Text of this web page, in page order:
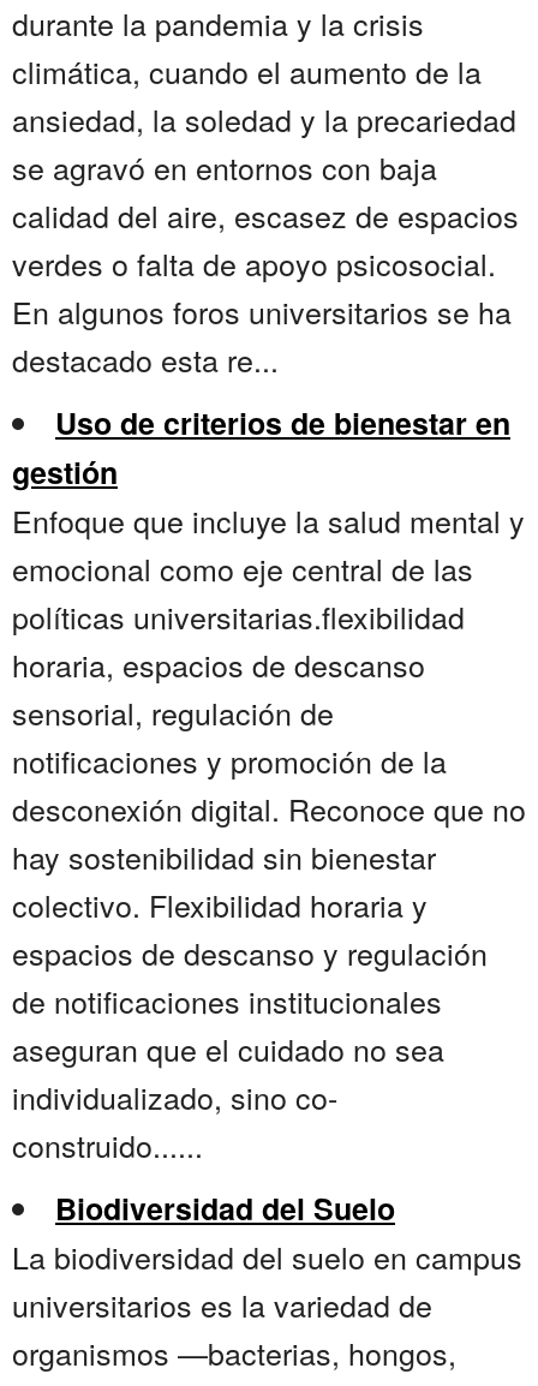
durante la pandemia y la crisis
climática, cuando el aumento de la
ansiedad, la soledad y la precariedad
se agravó en entornos con baja
calidad del aire, escasez de espacios
verdes o falta de apoyo psicosocial.
En algunos foros universitarios se ha
destacado esta re...
Uso de criterios de bienestar en
gestión
Enfoque que incluye la salud mental y
emocional como eje central de las
políticas universitarias.flexibilidad
horaria, espacios de descanso
sensorial, regulación de
notificaciones y promoción de la
desconexión digital. Reconoce que no
hay sostenibilidad sin bienestar
colectivo. Flexibilidad horaria y
espacios de descanso y regulación
de notificaciones institucionales
aseguran que el cuidado no sea
individualizado, sino co-
construido......
Biodiversidad del Suelo
La biodiversidad del suelo en campus
universitarios es la variedad de
organismos —bacterias, hongos,